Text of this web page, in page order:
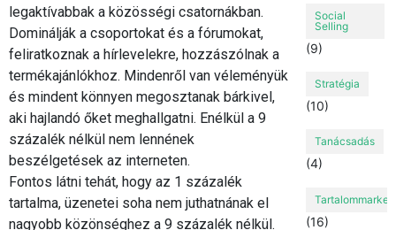
legaktívabbak a közösségi csatornákban.
Dominálják a csoportokat és a fórumokat,
feliratkoznak a hírlevelekre, hozzászólnak a
termékajánlókhoz. Mindenről van véleményük
és mindent könnyen megosztanak bárkivel,
aki hajlandó őket meghallgatni. Enélkül a 9
százalék nélkül nem lennének
beszélgetések az interneten.
Fontos látni tehát, hogy az 1 százalék
tartalma, üzenetei soha nem juthatnának el
nagyobb közönséghez a 9 százalék nélkül.
Social
Selling
(9)
Stratégia
(10)
Tanácsadás
(4)
(16)